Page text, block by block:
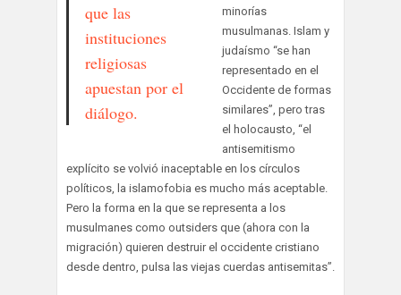
que las
instituciones
religiosas
apuestan por el
diálogo.
minorías
musulmanas. Islam y
judaísmo “se han
representado en el
Occidente de formas
similares”, pero tras
el holocausto, “el
antisemitismo
explícito se volvió inaceptable en los círculos
políticos, la islamofobia es mucho más aceptable.
Pero la forma en la que se representa a los
musulmanes como outsiders que (ahora con la
migración) quieren destruir el occidente cristiano
desde dentro, pulsa las viejas cuerdas antisemitas”.